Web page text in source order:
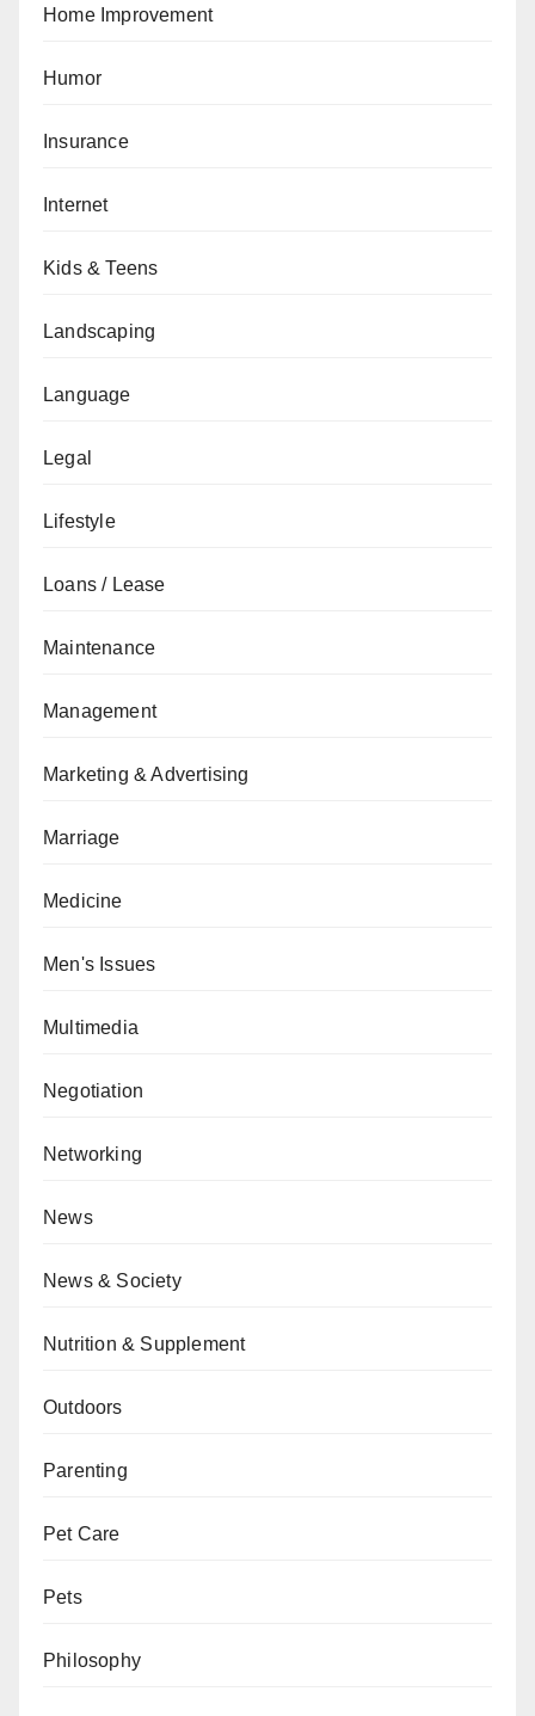
Home Improvement
Humor
Insurance
Internet
Kids & Teens
Landscaping
Language
Legal
Lifestyle
Loans / Lease
Maintenance
Management
Marketing & Advertising
Marriage
Medicine
Men's Issues
Multimedia
Negotiation
Networking
News
News & Society
Nutrition & Supplement
Outdoors
Parenting
Pet Care
Pets
Philosophy